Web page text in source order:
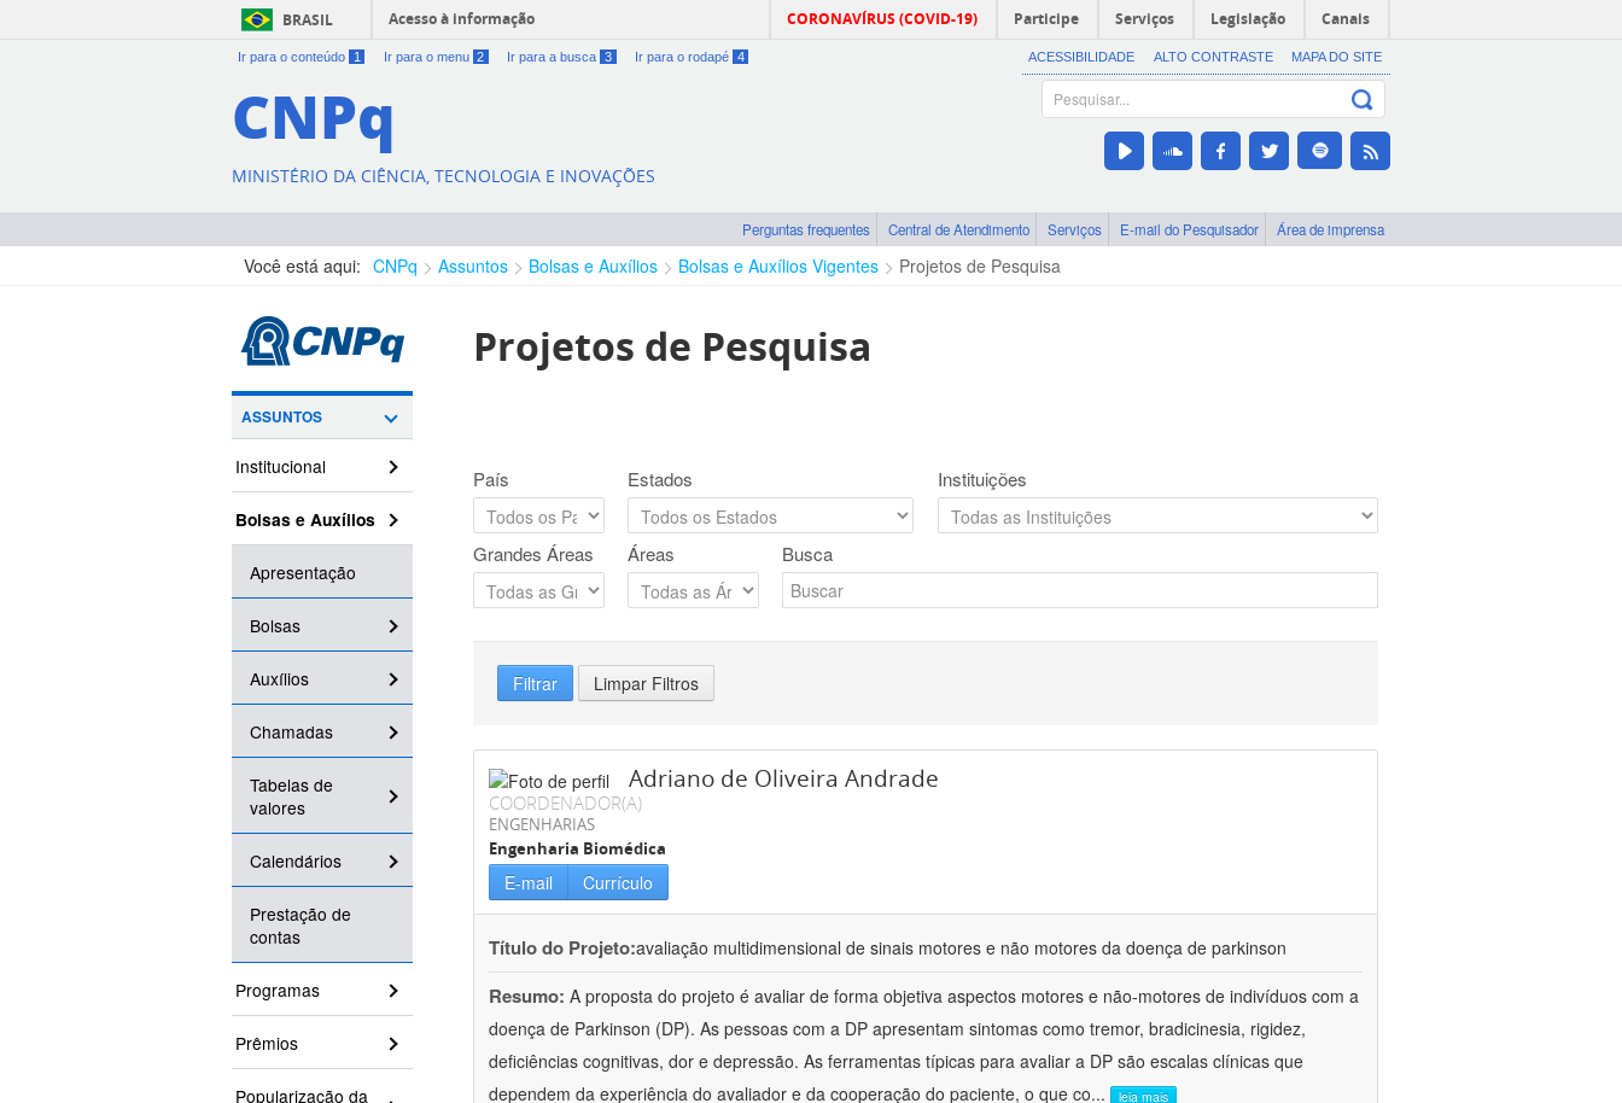
BRASIL Acesso à informação CORONAVÍRUS (COVID-19) Participe Serviços Legislação Canais
Ir para o conteúdo 1 Ir para o menu 2 Ir para a busca 3 Ir para o rodapé 4 ACESSIBILIDADE ALTO CONTRASTE MAPA DO SITE
CNPq
MINISTÉRIO DA CIÊNCIA, TECNOLOGIA E INOVAÇÕES
Perguntas frequentes Central de Atendimento Serviços E-mail do Pesquisador Área de imprensa
Você está aqui: CNPq Assuntos Bolsas e Auxílios Bolsas e Auxílios Vigentes Projetos de Pesquisa
ASSUNTOS
Institucional
Bolsas e Auxílios
Apresentação
Bolsas
Auxílios
Chamadas
Tabelas de
valores
Calendários
Prestação de
contas
Programas
Prêmios
Popularização da
Projetos de Pesquisa
País Estados Instituições
Grandes Áreas Áreas Busca
Filtrar Limpar Filtros
Adriano de Oliveira Andrade
COORDENADOR(A)
ENGENHARIAS
Engenharia Biomédica
E-mail Currículo
Título do Projeto:avaliação multidimensional de sinais motores e não motores da doença de parkinson
Resumo: A proposta do projeto é avaliar de forma objetiva aspectos motores e não-motores de indivíduos com a
doença de Parkinson (DP). As pessoas com a DP apresentam sintomas como tremor, bradicinesia, rigidez,
deficiências cognitivas, dor e depressão. As ferramentas típicas para avaliar a DP são escalas clínicas que
dependem da experiência do avaliador e da cooperação do paciente, o que co... leia mais